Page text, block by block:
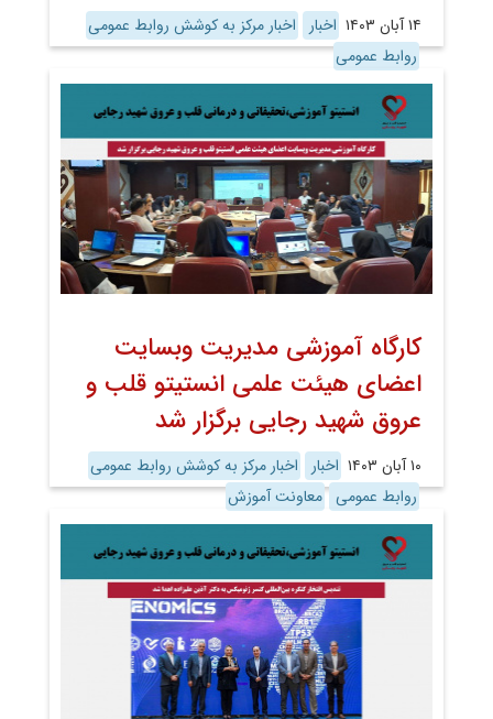
۱۴ آبان ۱۴۰۳ اخبار
اخبار مرکز به کوشش روابط عمومی
روابط عمومی
کارگاه آموزشی مدیریت وبسایت
اعضای هیئت علمی انستیتو قلب و
عروق شهید رجایی برگزار شد
۱۰ آبان ۱۴۰۳ اخبار
اخبار مرکز به کوشش روابط عمومی
روابط عمومی معاونت آموزش